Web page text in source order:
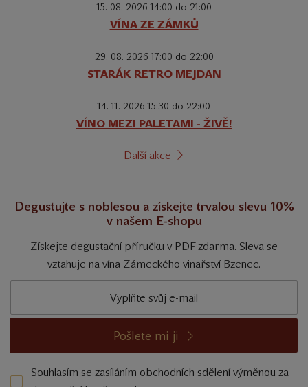
15. 08. 2026 14:00 do 21:00
VÍNA ZE ZÁMKŮ
29. 08. 2026 17:00 do 22:00
STARÁK RETRO MEJDAN
14. 11. 2026 15:30 do 22:00
VÍNO MEZI PALETAMI - ŽIVĚ!
Další akce
Degustujte s noblesou a získejte trvalou slevu 10%
v našem E-shopu
Získejte degustační příručku v PDF zdarma. Sleva se
vztahuje na vína Zámeckého vinařství Bzenec.
Pošlete mi ji
Souhlasím se zasíláním obchodních sdělení výměnou za